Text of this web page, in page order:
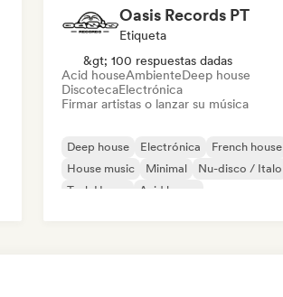
Oasis Records PT
Etiqueta
&gt; 100 respuestas dadas
Acid houseAmbienteDeep house
DiscotecaElectrónica
Firmar artistas o lanzar su música
Deep house Electrónica
French house
House music
Minimal
Nu-disco / Italo
Tech House
Acid house